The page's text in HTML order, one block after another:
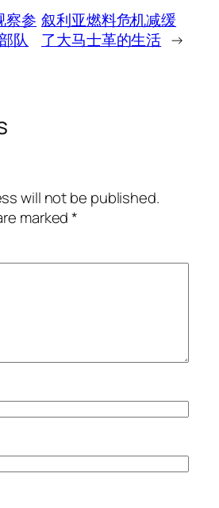
察参
队
叙利亚燃料危机减缓
了大马士革的生活 →
will not be published.
marked*